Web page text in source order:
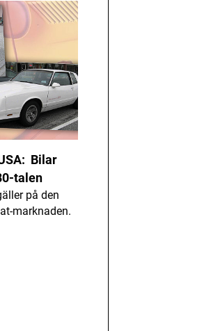
Bilar
talen
på den
marknaden.